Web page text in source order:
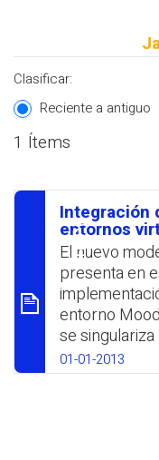
Clasificar:
Reciente a antiguo
1 Ítems
סיכום
Integración
entornos
El nuevo
presenta en
entorno
se
un
formal. Este
01-01-2013